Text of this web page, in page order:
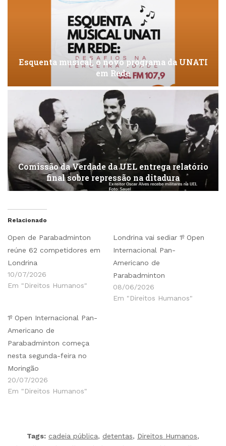
Esquenta musical, o novo programa da UNATI
em Rede
Comissão da Verdade da UEL entrega relatório
final sobre repressão na ditadura
Relacionado
Open de Parabadminton
reúne 62 competidores em
Londrina
10/07/2026
Em "Direitos Humanos"
Londrina vai sediar 1º Open
Internacional Pan-
Americano de
Parabadminton
08/06/2026
Em "Direitos Humanos"
1º Open Internacional Pan-
Americano de
Parabadminton começa
nesta segunda-feira no
Moringão
20/07/2026
Em "Direitos Humanos"
Tags: cadeia pública, detentas, Direitos Humanos,